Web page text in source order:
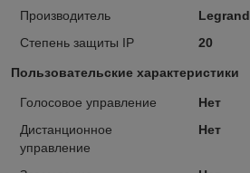
Производитель
Legrand
Степень защиты IP
20
Пользовательские характеристики
Голосовое управление
Нет
Дистанционное
управление
Нет